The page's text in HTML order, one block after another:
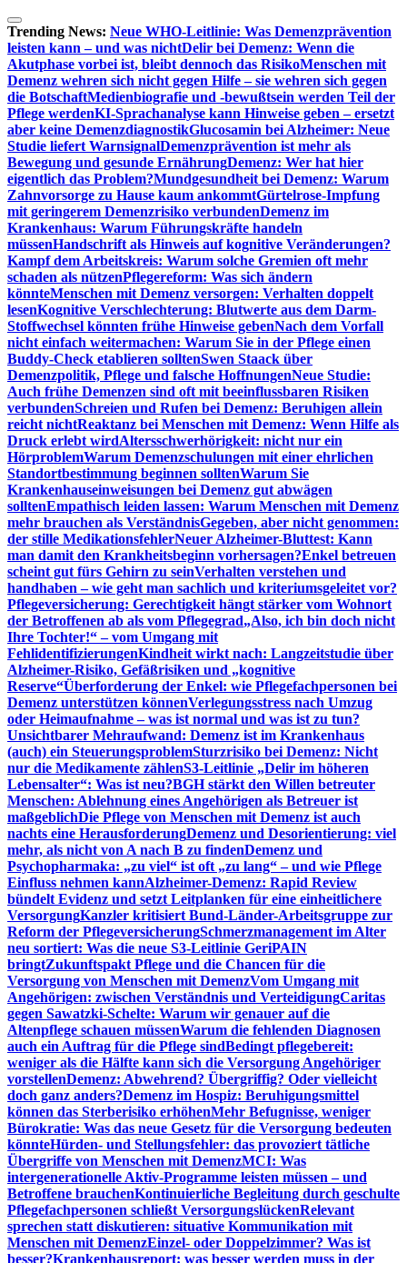
Zum
Inhalt
springen
Trending News: Neue WHO-Leitlinie: Was Demenzprävention
leisten kann – und was nichtDelir bei Demenz: Wenn die
Akutphase vorbei ist, bleibt dennoch das RisikoMenschen mit
Demenz wehren sich nicht gegen Hilfe – sie wehren sich gegen
die BotschaftMedienbiografie und -bewußtsein werden Teil der
Pflege werdenKI-Sprachanalyse kann Hinweise geben – ersetzt
aber keine DemenzdiagnostikGlucosamin bei Alzheimer: Neue
Studie liefert WarnsignalDemenzprävention ist mehr als
Bewegung und gesunde ErnährungDemenz: Wer hat hier
eigentlich das Problem?Mundgesundheit bei Demenz: Warum
Zahnvorsorge zu Hause kaum ankommtGürtelrose-Impfung
mit geringerem Demenzrisiko verbundenDemenz im
Krankenhaus: Warum Führungskräfte handeln
müssenHandschrift als Hinweis auf kognitive Veränderungen?
Kampf dem Arbeitskreis: Warum solche Gremien oft mehr
schaden als nützenPflegereform: Was sich ändern
könnteMenschen mit Demenz versorgen: Verhalten doppelt
lesenKognitive Verschlechterung: Blutwerte aus dem Darm-
Stoffwechsel könnten frühe Hinweise gebenNach dem Vorfall
nicht einfach weitermachen: Warum Sie in der Pflege einen
Buddy-Check etablieren solltenSwen Staack über
Demenzpolitik, Pflege und falsche HoffnungenNeue Studie:
Auch frühe Demenzen sind oft mit beeinflussbaren Risiken
verbundenSchreien und Rufen bei Demenz: Beruhigen allein
reicht nichtReaktanz bei Menschen mit Demenz: Wenn Hilfe als
Druck erlebt wirdAltersschwerhörigkeit: nicht nur ein
HörproblemWarum Demenzschulungen mit einer ehrlichen
Standortbestimmung beginnen solltenWarum Sie
Krankenhauseinweisungen bei Demenz gut abwägen
solltenEmpathisch leiden lassen: Warum Menschen mit Demenz
mehr brauchen als VerständnisGegeben, aber nicht genommen:
der stille MedikationsfehlerNeuer Alzheimer-Bluttest: Kann
man damit den Krankheitsbeginn vorhersagen?Enkel betreuen
scheint gut fürs Gehirn zu seinVerhalten verstehen und
handhaben – wie geht man sachlich und kriteriumsgeleitet vor?
Pflegeversicherung: Gerechtigkeit hängt stärker vom Wohnort
der Betroffenen ab als vom Pflegegrad„Also, ich bin doch nicht
Ihre Tochter!“ – vom Umgang mit
FehlidentifizierungenKindheit wirkt nach: Langzeitstudie über
Alzheimer-Risiko, Gefäßrisiken und „kognitive
Reserve“Überforderung der Enkel: wie Pflegefachpersonen bei
Demenz unterstützen könnenVerlegungsstress nach Umzug
oder Heimaufnahme – was ist normal und was ist zu tun?
Unsichtbarer Mehraufwand: Demenz ist im Krankenhaus
(auch) ein SteuerungsproblemSturzrisiko bei Demenz: Nicht
nur die Medikamente zählenS3-Leitlinie „Delir im höheren
Lebensalter“: Was ist neu?BGH stärkt den Willen betreuter
Menschen: Ablehnung eines Angehörigen als Betreuer ist
maßgeblichDie Pflege von Menschen mit Demenz ist auch
nachts eine HerausforderungDemenz und Desorientierung: viel
mehr, als nicht von A nach B zu findenDemenz und
Psychopharmaka: „zu viel“ ist oft „zu lang“ – und wie Pflege
Einfluss nehmen kannAlzheimer-Demenz: Rapid Review
bündelt Evidenz und setzt Leitplanken für eine einheitlichere
VersorgungKanzler kritisiert Bund-Länder-Arbeitsgruppe zur
Reform der PflegeversicherungSchmerzmanagement im Alter
neu sortiert: Was die neue S3-Leitlinie GeriPAIN
bringtZukunftspakt Pflege und die Chancen für die
Versorgung von Menschen mit DemenzVom Umgang mit
Angehörigen: zwischen Verständnis und VerteidigungCaritas
gegen Sawatzki-Schelte: Warum wir genauer auf die
Altenpflege schauen müssenWarum die fehlenden Diagnosen
auch ein Auftrag für die Pflege sindBedingt pflegebereit:
weniger als die Hälfte kann sich die Versorgung Angehöriger
vorstellenDemenz: Abwehrend? Übergriffig? Oder vielleicht
doch ganz anders?Demenz im Hospiz: Beruhigungsmittel
können das Sterberisiko erhöhenMehr Befugnisse, weniger
Bürokratie: Was das neue Gesetz für die Versorgung bedeuten
könnteHürden- und Stellungsfehler: das provoziert tätliche
Übergriffe von Menschen mit DemenzMCI: Was
intergenerationelle Aktiv-Programme leisten müssen – und
Betroffene brauchenKontinuierliche Begleitung durch geschulte
Pflegefachpersonen schließt VersorgungslückenRelevant
sprechen statt diskutieren: situative Kommunikation mit
Menschen mit DemenzEinzel- oder Doppelzimmer? Was ist
besser?Krankenhausreport: was besser werden muss in der